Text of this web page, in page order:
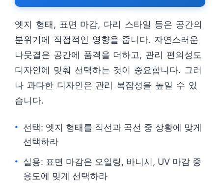
엣지 형태, 표면 마감, 다리 스타일 등은 공간의
분위기에 직접적인 영향을 줍니다. 자연스러운
나뭇결은 공간에 품격을 더하고, 관리 편의성도
디자인에 맞춰 선택하는 것이 중요합니다. 그러
나 과다한 디자인은 관리 복잡성을 높일 수 있
습니다.
선택: 엣지 형태를 직선과 곡선 중 상황에 맞게
선택하라
실용: 표면 마감은 오일링, 바니시, UV 마감 중
용도에 맞게 선택하라